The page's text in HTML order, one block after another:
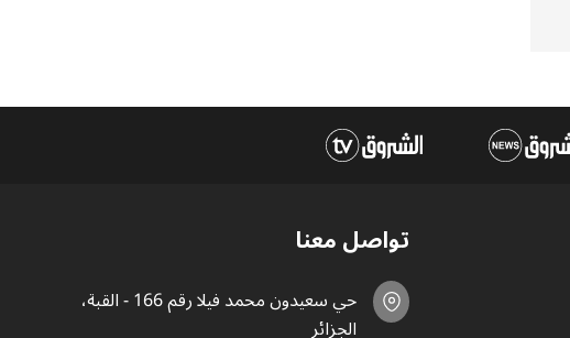
تواصل معنا
حي سعيدون محمد فيلا رقم 166 - القبة،
الجزائر